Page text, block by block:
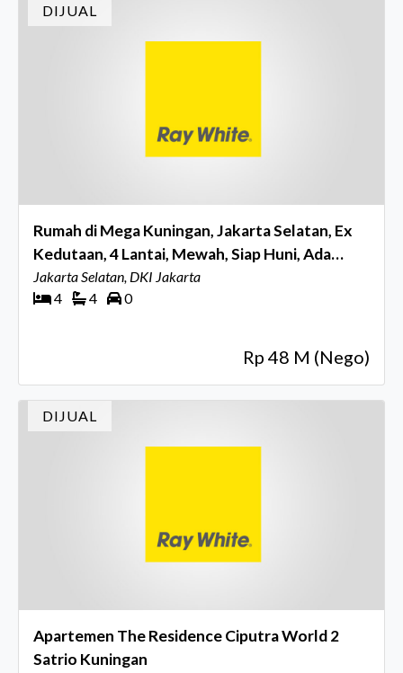
DIJUAL
Rumah di Mega Kuningan, Jakarta Selatan, Ex
Kedutaan, 4 Lantai, Mewah, Siap Huni, Ada
Kolam Renang dan Lift
Jakarta Selatan, DKI Jakarta
4
4 0
Rp 48 M (Nego)
DIJUAL
Apartemen The Residence Ciputra World 2
Satrio Kuningan